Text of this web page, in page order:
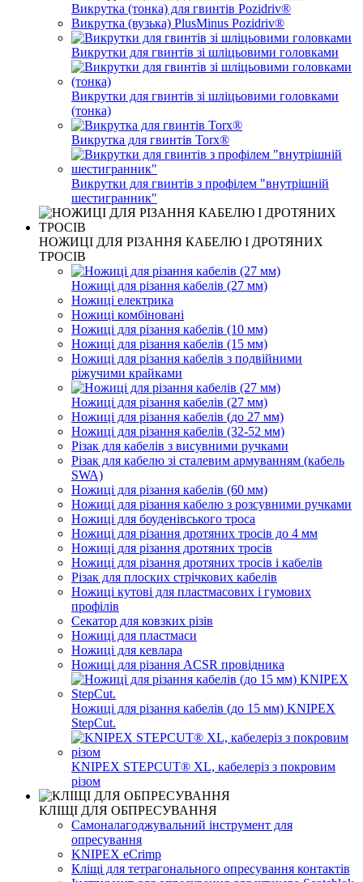
Викрутка (тонка) для гвинтів Pozidriv®
Викрутка (вузька) PlusMinus Pozidriv®
Викрутки для гвинтів зі шліцьовими головками
Викрутки для гвинтів зі шліцьовими головками
(тонка)
Викрутка для гвинтів Torx®
Викрутки для гвинтів з профілем "внутрішній
шестигранник"
НОЖИЦІ ДЛЯ РІЗАННЯ КАБЕЛЮ І ДРОТЯНИХ
ТРОСІВ
Ножиці для різання кабелів (27 мм)
Ножиці електрика
Ножиці комбіновані
Ножиці для різання кабелів (10 мм)
Ножиці для різання кабелів (15 мм)
Ножиці для різання кабелів з подвійними
ріжучими крайками
Ножиці для різання кабелів (27 мм)
Ножиці для різання кабелів (до 27 мм)
Ножиці для різання кабелів (32-52 мм)
Різак для кабелів з висувними ручками
Різак для кабелю зі сталевим армуванням (кабель
SWA)
Ножиці для різання кабелів (60 мм)
Ножиці для різання кабелю з розсувними ручками
Ножиці для боуденівського троса
Ножиці для різання дротяних тросів до 4 мм
Ножиці для різання дротяних тросів
Ножиці для різання дротяних тросів і кабелів
Різак для плоских стрічкових кабелів
Ножиці кутові для пластмасових і гумових
профілів
Секатор для ковзких різів
Ножиці для пластмаси
Ножиці для кевлара
Ножиці для різання ACSR провідника
Ножиці для різання кабелів (до 15 мм) KNIPEX
StepCut.
KNIPEX STEPCUT® XL, кабелеріз з покровим
різом
КЛІЩІ ДЛЯ ОБПРЕСУВАННЯ
Самоналагоджувальний інструмент для
опресування
KNIPEX eCrimp
Кліщі для тетрагонального опресування контактів